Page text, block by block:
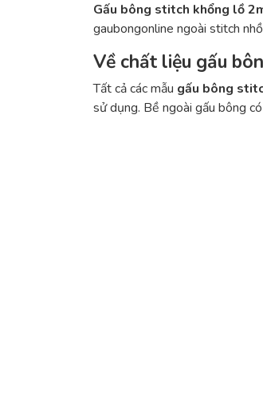
Gấu bông stitch khổng lồ
gaubongonline ngoài stitch
Về chất liệu gấu
Tất cả các mẫu gấu bông
sử dụng. Bề ngoài gấu bông